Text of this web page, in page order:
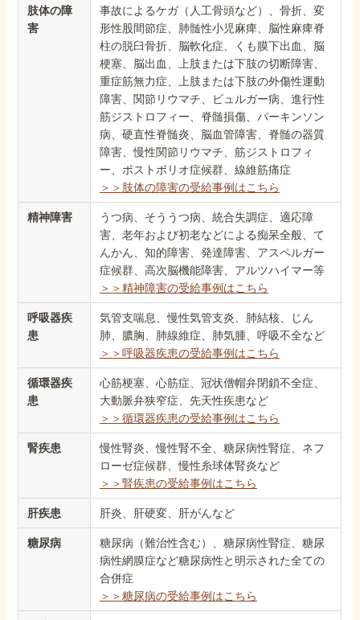
肢体の障
害
事故によるケガ（人工骨頭など）、骨折、変
形性股間節症、肺髄性小児麻痺、脳性麻痺脊
柱の脱臼骨折、脳軟化症、くも膜下出血、脳
梗塞、脳出血、上肢または下肢の切断障害、
重症筋無力症、上肢または下肢の外傷性運動
障害、関節リウマチ、ビュルガー病、進行性
筋ジストロフィー、脊髄損傷、パーキンソン
病、硬直性脊髄炎、脳血管障害、脊髄の器質
障害、慢性関節リウマチ、筋ジストロフィ
ー、ポストポリオ症候群、線維筋痛症
＞＞肢体の障害の受給事例はこちら
精神障害
うつ病、そううつ病、統合失調症、適応障
害、老年および初老などによる痴呆全般、て
んかん、知的障害、発達障害、アスペルガー
症候群、高次脳機能障害、アルツハイマー等
＞＞精神障害の受給事例はこちら
呼吸器疾
患
気管支喘息、慢性気管支炎、肺結核、じん
肺、膿胸、肺線維症、肺気腫、呼吸不全など
＞＞呼吸器疾患の受給事例はこちら
循環器疾
患
心筋梗塞、心筋症、冠状僧帽弁閉鎖不全症、
大動脈弁狭窄症、先天性疾患など
＞＞循環器疾患の受給事例はこちら
腎疾患
慢性腎炎、慢性腎不全、糖尿病性腎症、ネフ
ローゼ症候群、慢性糸球体腎炎など
＞＞腎疾患の受給事例はこちら
肝疾患 肝炎、肝硬変、肝がんなど
糖尿病
糖尿病（難治性含む）、糖尿病性腎症、糖尿
病性網膜症など糖尿病性と明示された全ての
合併症
＞＞糖尿病の受給事例はこちら